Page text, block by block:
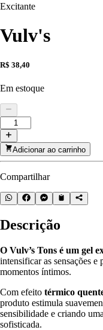
Excitante
Vulv's
R$ 38,40
Em estoque
Adicionar ao carrinho
Compartilhar
Descrição
O Vulv’s Tons é um gel
intensificar as sensações
momentos íntimos.
Com efeito térmico
produto estimula
sensibilidade e criando
sofisticada.